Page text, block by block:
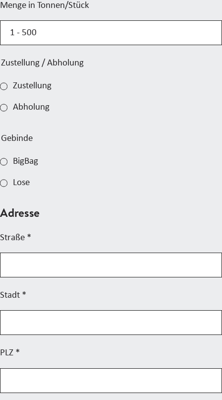
Menge in Tonnen/Stück
Zustellung / Abholung
Zustellung
Abholung
Gebinde
BigBag
Lose
Adresse
Straße *
Stadt *
PLZ *